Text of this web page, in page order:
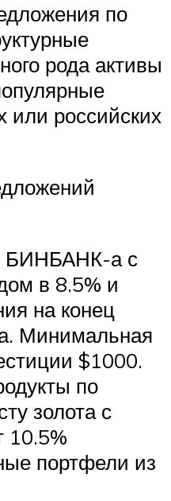
по
рода активы
или российских
БИНБАНК-а с
в 8.5% и
на конец
Минимальная
$1000.
по
золота с
10.5%
портфели из